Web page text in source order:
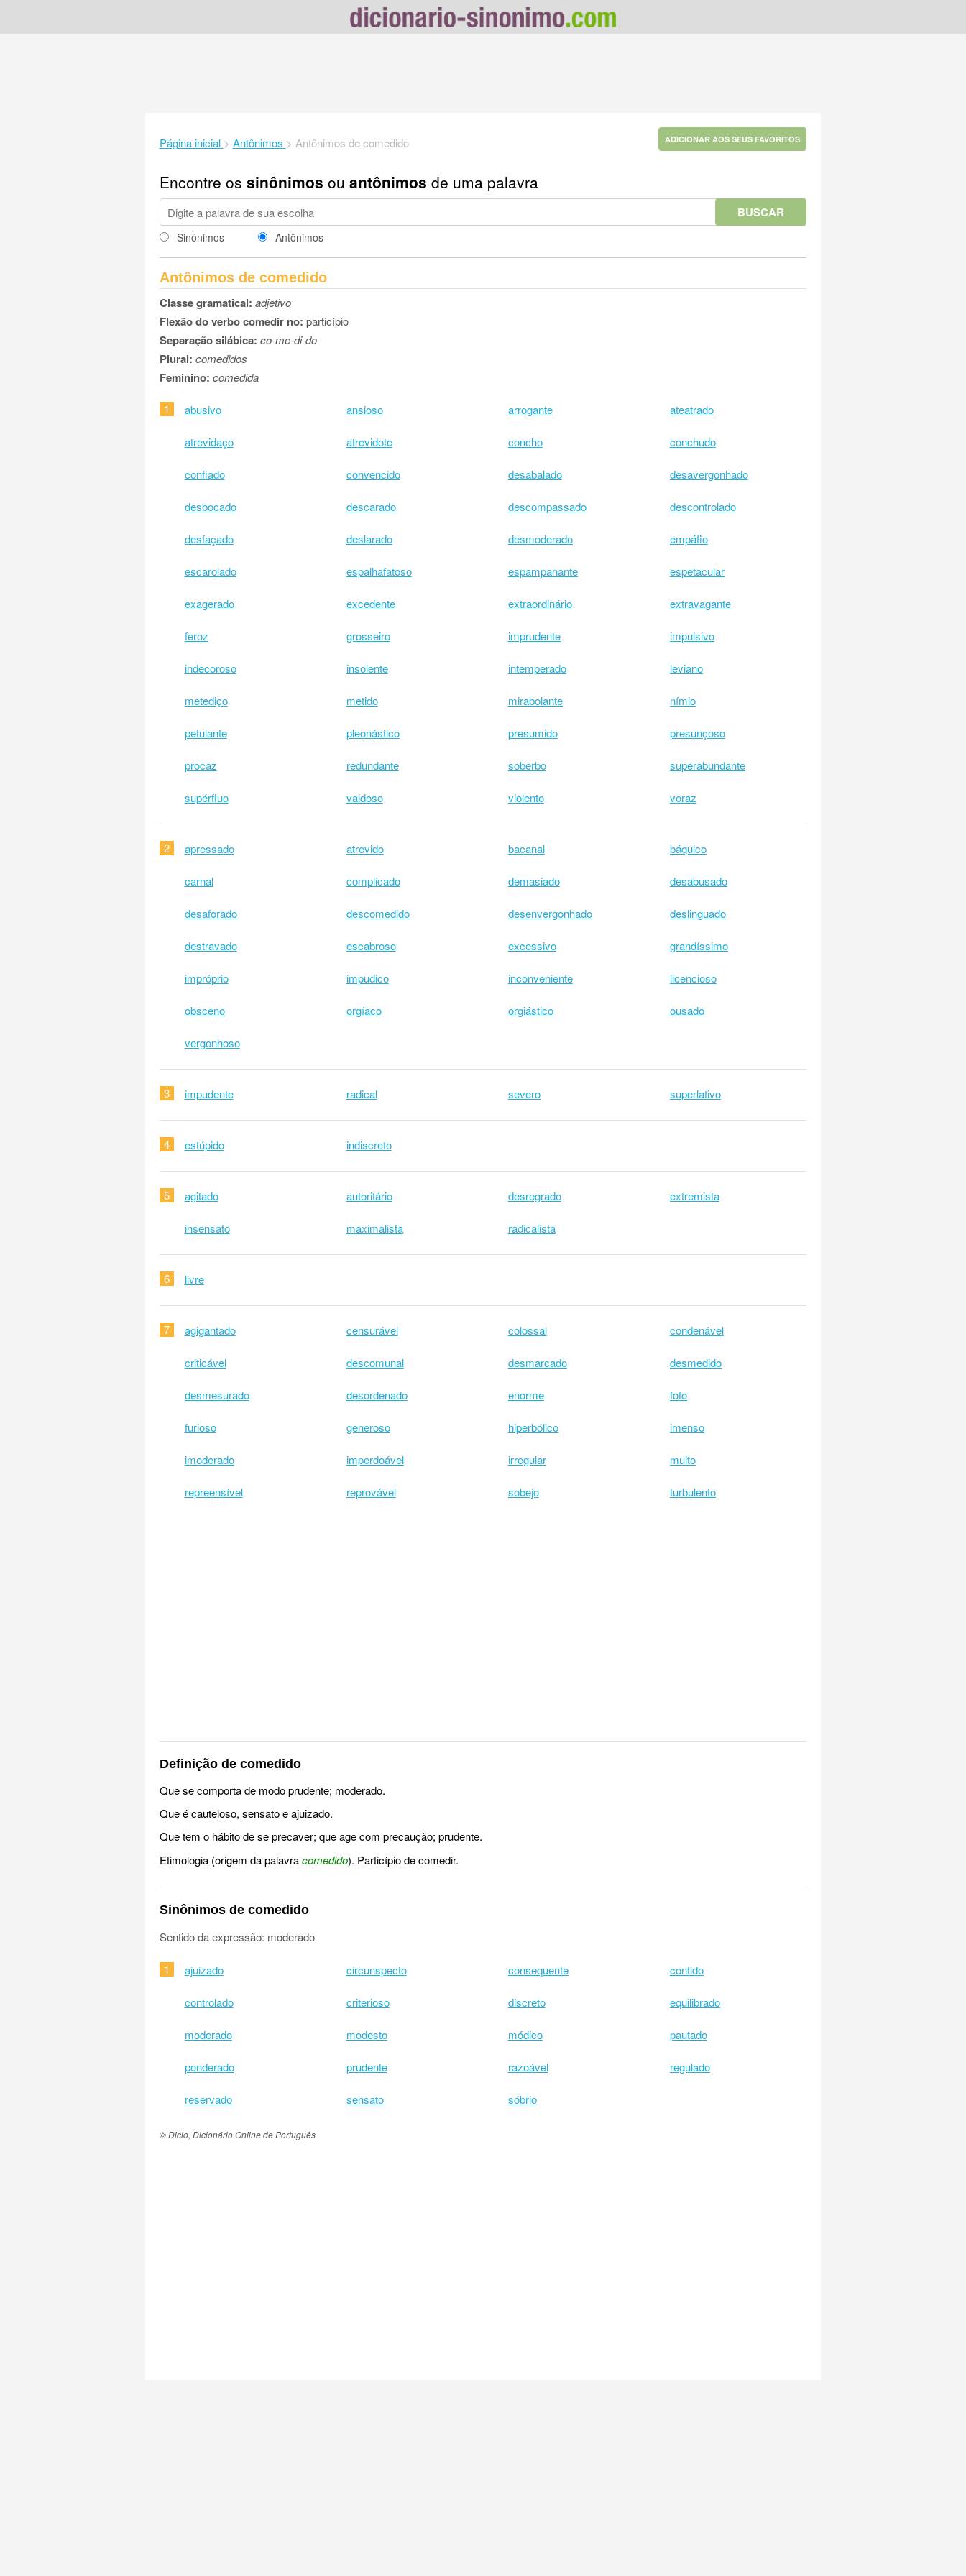
Página inicial > Antônimos > Antônimos de comedido ADICIONAR AOS SEUS FAVORITOS
Encontre os sinônimos ou antônimos de uma palavra
BUSCAR
Sinônimos Antônimos
Antônimos de comedido
Classe gramatical: adjetivo
Flexão do verbo comedir no: particípio
Separação silábica: co-me-di-do
Plural: comedidos
Feminino: comedida
1 abusivo ansioso arrogante ateatrado
atrevidaço atrevidote concho conchudo
confiado convencido desabalado desavergonhado
desbocado descarado descompassado descontrolado
desfaçado deslarado desmoderado empáfio
escarolado espalhafatoso espampanante espetacular
exagerado excedente extraordinário extravagante
feroz grosseiro imprudente impulsivo
indecoroso insolente intemperado leviano
metediço metido mirabolante nímio
petulante pleonástico presumido presunçoso
procaz redundante soberbo superabundante
supérfluo vaidoso violento voraz
2 apressado atrevido bacanal báquico
carnal complicado demasiado desabusado
desaforado descomedido desenvergonhado deslinguado
destravado escabroso excessivo grandíssimo
impróprio impudico inconveniente licencioso
obsceno orgíaco orgiástico ousado
vergonhoso
3 impudente radical severo superlativo
4 estúpido indiscreto
5 agitado autoritário desregrado extremista
insensato maximalista radicalista
6 livre
7 agigantado censurável colossal condenável
criticável descomunal desmarcado desmedido
desmesurado desordenado enorme fofo
furioso generoso hiperbólico imenso
imoderado imperdoável irregular muito
repreensível reprovável sobejo turbulento
Definição de comedido
Que se comporta de modo prudente; moderado.
Que é cauteloso, sensato e ajuizado.
Que tem o hábito de se precaver; que age com precaução; prudente.
Etimologia (origem da palavracomedido). Particípio de comedir.
Sinônimos de comedido
Sentido da expressão: moderado
1 ajuizado circunspecto consequente contido
controlado criterioso discreto equilibrado
moderado modesto módico pautado
ponderado prudente razoável regulado
reservado sensato sóbrio
© Dicio, Dicionário Online de Português